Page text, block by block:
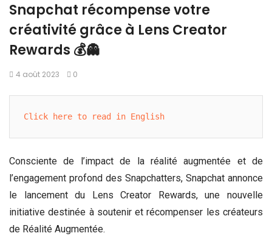
Snapchat récompense votre
créativité grâce à Lens Creator
Rewards 💰👻
4 août 2023 0
Click here to read in English
Consciente de l’impact de la réalité augmentée et de
l’engagement profond des Snapchatters, Snapchat annonce
le lancement du Lens Creator Rewards, une nouvelle
initiative destinée à soutenir et récompenser les créateurs
de Réalité Augmentée.